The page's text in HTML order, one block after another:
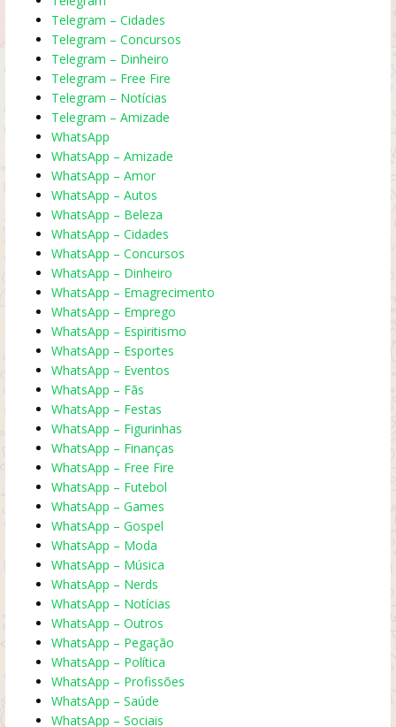
Telegram – Cidades
Telegram – Concursos
Telegram – Dinheiro
Telegram – Free Fire
Telegram – Notícias
Telegram – Amizade
WhatsApp
WhatsApp – Amizade
WhatsApp – Amor
WhatsApp – Autos
WhatsApp – Beleza
WhatsApp – Cidades
WhatsApp – Concursos
WhatsApp – Dinheiro
WhatsApp – Emagrecimento
WhatsApp – Emprego
WhatsApp – Espiritismo
WhatsApp – Esportes
WhatsApp – Eventos
WhatsApp – Fãs
WhatsApp – Festas
WhatsApp – Figurinhas
WhatsApp – Finanças
WhatsApp – Free Fire
WhatsApp – Futebol
WhatsApp – Games
WhatsApp – Gospel
WhatsApp – Moda
WhatsApp – Música
WhatsApp – Nerds
WhatsApp – Notícias
WhatsApp – Outros
WhatsApp – Pegação
WhatsApp – Política
WhatsApp – Profissões
WhatsApp – Saúde
WhatsApp – Sociais